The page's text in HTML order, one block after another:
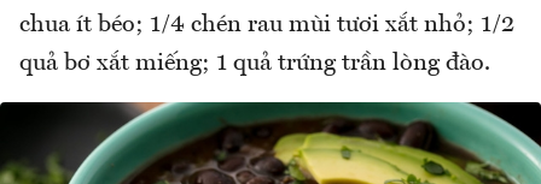
chua ít béo; 1/4 chén rau mùi tươi xắt nhỏ; 1/2
quả bơ xắt miếng; 1 quả trứng trần lòng đào.